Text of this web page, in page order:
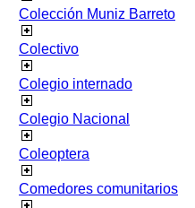
Colección Muniz Barreto
Colectivo
Colegio internado
Colegio Nacional
Coleoptera
Comedores comunitarios